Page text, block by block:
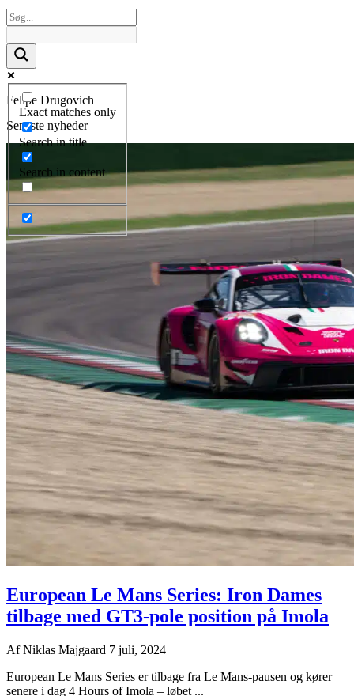
Exact matches only
Search in title
Search in content
Felipe Drugovich
Seneste nyheder
European Le Mans Series: Iron Dames
tilbage med GT3-pole position på Imola
AfNiklas Majgaard 7 juli, 2024
European Le Mans Series er tilbage fra Le Mans-pausen og kører
senere i dag 4 Hours of Imola – løbet ...